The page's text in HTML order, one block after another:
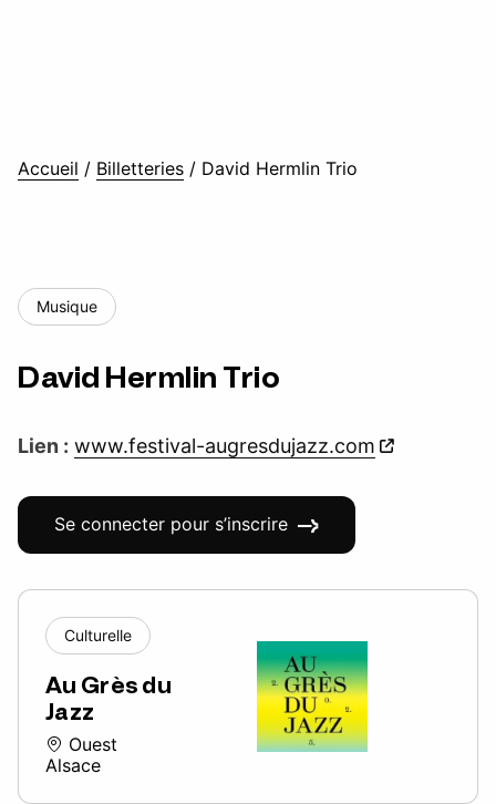
Accueil / Billetteries / David Hermlin Trio
Musique
David Hermlin Trio
Lien : www.festival-augresdujazz.com
Se connecter pour s’inscrire
Culturelle
Au Grès du
Jazz
Ouest
Alsace